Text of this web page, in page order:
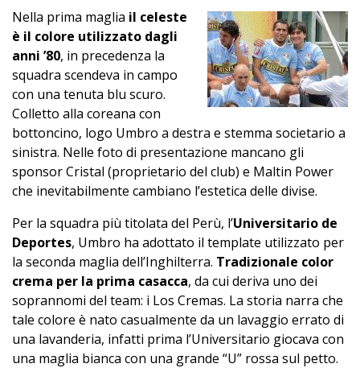
Nella prima maglia il celeste
è il colore utilizzato dagli
anni ’80, in precedenza la
squadra scendeva in campo
con una tenuta blu scuro.
Colletto alla coreana con
bottoncino, logo Umbro a destra e stemma societario a
sinistra. Nelle foto di presentazione mancano gli
sponsor Cristal (proprietario del club) e Maltin Power
che inevitabilmente cambiano l’estetica delle divise.
Per la squadra più titolata del Perù, l’Universitario de
Deportes, Umbro ha adottato il template utilizzato per
la seconda maglia dell’Inghilterra. Tradizionale color
crema per la prima casacca, da cui deriva uno dei
soprannomi del team: i Los Cremas. La storia narra che
tale colore è nato casualmente da un lavaggio errato di
una lavanderia, infatti prima l’Universitario giocava con
una maglia bianca con una grande “U” rossa sul petto.